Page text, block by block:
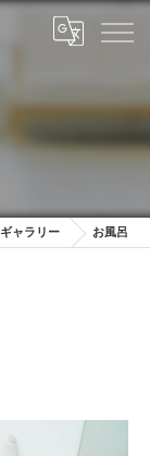
ギャラリー お風呂